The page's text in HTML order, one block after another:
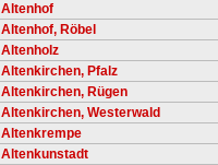
Altenhof
Altenhof, Röbel
Altenholz
Altenkirchen, Pfalz
Altenkirchen, Rügen
Altenkirchen, Westerwald
Altenkrempe
Altenkunstadt